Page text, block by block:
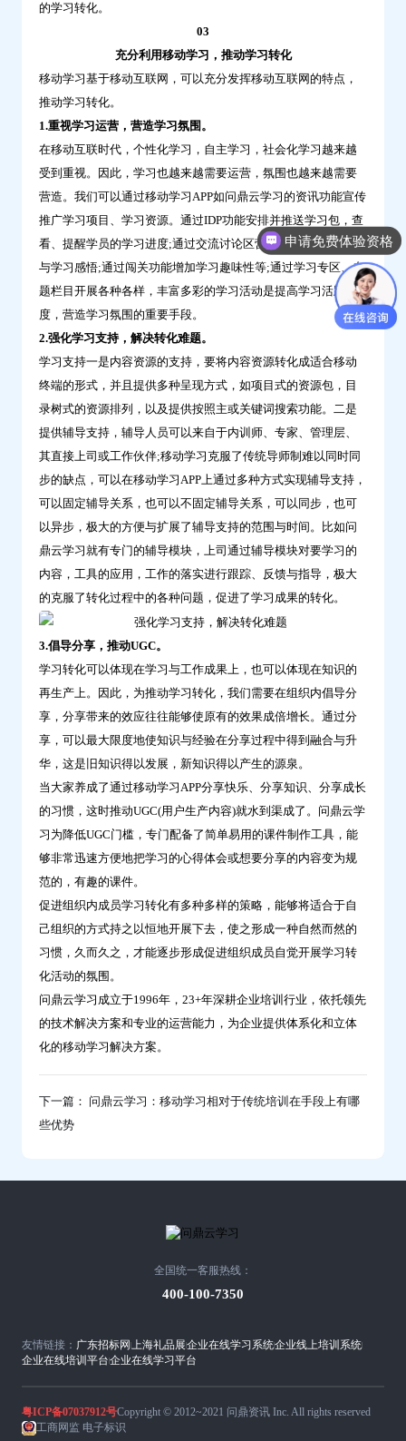
的学习转化。
03
充分利用移动学习，推动学习转化
移动学习基于移动互联网，可以充分发挥移动互联网的特点，
推动学习转化。
1.重视学习运营，营造学习氛围。
在移动互联时代，个性化学习，自主学习，社会化学习越来越
受到重视。因此，学习也越来越需要运营，氛围也越来越需要
营造。我们可以通过移动学习APP如问鼎云学习的资讯功能宣传
推广学习项目、学习资源。通过IDP功能安排并推送学习包，查
看、提醒学员的学习进度;通过交流讨论区营造话题，分享经验
与学习感悟;通过闯关功能增加学习趣味性等;通过学习专区、专
题栏目开展各种各样，丰富多彩的学习活动是提高学习活跃
度，营造学习氛围的重要手段。
2.强化学习支持，解决转化难题。
学习支持一是内容资源的支持，要将内容资源转化成适合移动
终端的形式，并且提供多种呈现方式，如项目式的资源包，目
录树式的资源排列，以及提供按照主或关键词搜索功能。二是
提供辅导支持，辅导人员可以来自于内训师、专家、管理层、
其直接上司或工作伙伴;移动学习克服了传统导师制难以同时同
步的缺点，可以在移动学习APP上通过多种方式实现辅导支持，
可以固定辅导关系，也可以不固定辅导关系，可以同步，也可
以异步，极大的方便与扩展了辅导支持的范围与时间。比如问
鼎云学习就有专门的辅导模块，上司通过辅导模块对要学习的
内容，工具的应用，工作的落实进行跟踪、反馈与指导，极大
的克服了转化过程中的各种问题，促进了学习成果的转化。
3.倡导分享，推动UGC。
学习转化可以体现在学习与工作成果上，也可以体现在知识的
再生产上。因此，为推动学习转化，我们需要在组织内倡导分
享，分享带来的效应往往能够使原有的效果成倍增长。通过分
享，可以最大限度地使知识与经验在分享过程中得到融合与升
华，这是旧知识得以发展，新知识得以产生的源泉。
当大家养成了通过移动学习APP分享快乐、分享知识、分享成长
的习惯，这时推动UGC(用户生产内容)就水到渠成了。问鼎云学
习为降低UGC门槛，专门配备了简单易用的课件制作工具，能
够非常迅速方便地把学习的心得体会或想要分享的内容变为规
范的，有趣的课件。
促进组织内成员学习转化有多种多样的策略，能够将适合于自
己组织的方式持之以恒地开展下去，使之形成一种自然而然的
习惯，久而久之，才能逐步形成促进组织成员自觉开展学习转
化活动的氛围。
问鼎云学习成立于1996年，23+年深耕企业培训行业，依托领先
的技术解决方案和专业的运营能力，为企业提供体系化和立体
化的移动学习解决方案。
下一篇： 问鼎云学习：移动学习相对于传统培训在手段上有哪
些优势
友情链接： 广东招标网 上海礼品展企业在线学习系统企业线上培训系统
企业在线培训平台企业在线学习平台
全国统一客服热线：
400-100-7350
粤ICP备07037912号Copyright © 2012~2021 问鼎资讯 Inc. All rights reserved
工商网监 电子标识
申请免费体验资格